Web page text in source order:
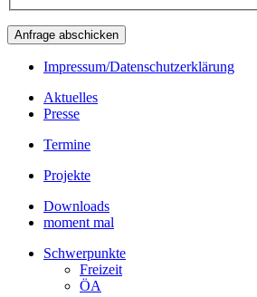
Impressum/Datenschutzerklärung
Aktuelles
Presse
Termine
Projekte
Downloads
moment mal
Schwerpunkte
Freizeit
ÖA